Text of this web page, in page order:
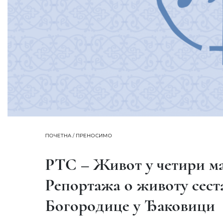
ПОЧЕТНА/ ПРЕНОСИМО
РТС – Живот у четири
Репортажа о животу
Богородице у Ђаковици